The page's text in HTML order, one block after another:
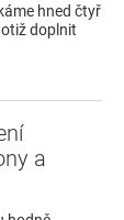
hned čtyř
doplnit
a